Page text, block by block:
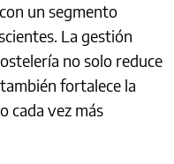
un segmento
La gestión
no solo reduce
fortalece la
cada vez más